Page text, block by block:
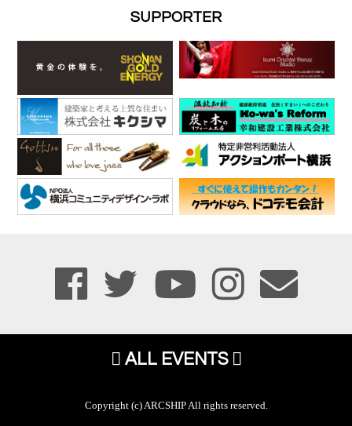
SUPPORTER
ALL EVENTS
Copyright (c) ARCSHIP All rights reserved.